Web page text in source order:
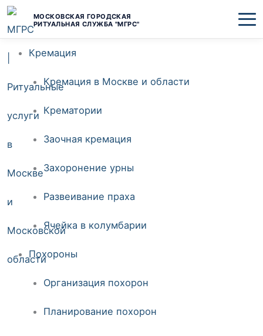
Перейти
к
МОСКОВСКАЯ ГОРОДСКАЯ
РИТУАЛЬНАЯ СЛУЖБА "МГРС"
Кремация
Кремация в Москве и области
Крематории
Заочная кремация
Захоронение урны
Развеивание праха
Ячейка в колумбарии
Похороны
Организация похорон
Планирование похорон